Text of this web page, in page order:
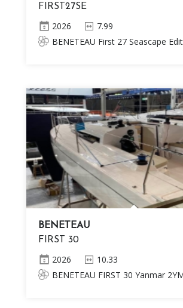
FIRST27SE
2026
7.99
BENETEAU First 27 Seascape
BENETEAU
FIRST 30
2026
10.33
BENETEAU FIRST 30 Yanmar